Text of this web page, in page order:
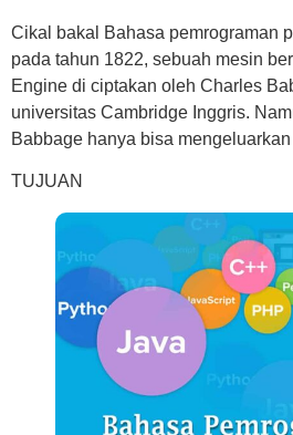
Cikal bakal Bahasa pemrograman
pada tahun 1822, sebuah mesin
Engine di ciptakan oleh Charles
universitas Cambridge Inggris.
Babbage hanya bisa
TUJUAN